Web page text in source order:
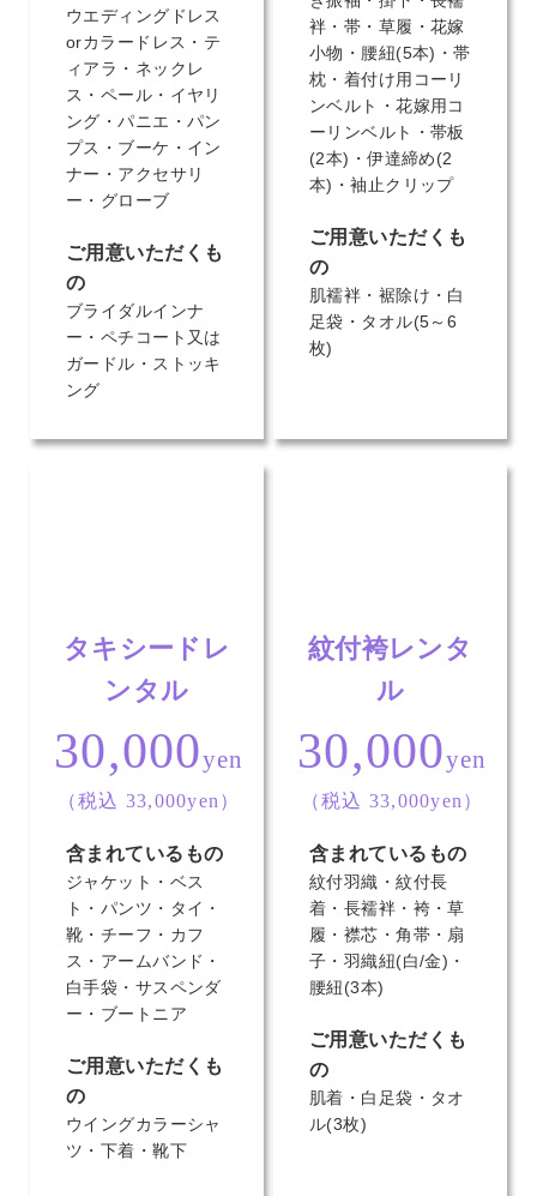
ウエディングドレス
orカラードレス・テ
ィアラ・ネックレ
ス・ペール・イヤリ
ング・パニエ・パン
プス・ブーケ・イン
ナー・アクセサリ
ー・グローブ
ご用意いただくも
の
ブライダルインナ
ー・ペチコート又は
ガードル・ストッキ
ング
袢・帯・草履・花嫁
小物・腰紐(5本)・帯
枕・着付け用コーリ
ンベルト・花嫁用コ
ーリンベルト・帯板
(2本)・伊達締め(2
本)・袖止クリップ
ご用意いただくも
の
肌襦袢・裾除け・白
足袋・タオル(5～6
枚)
タキシードレ
ンタル
30,000yen
（税込 33,000yen）
含まれているもの
ジャケット・ベス
ト・パンツ・タイ・
靴・チーフ・カフ
ス・アームバンド・
白手袋・サスペンダ
ー・ブートニア
ご用意いただくも
の
ウイングカラーシャ
ツ・下着・靴下
紋付袴レンタ
ル
30,000yen
（税込 33,000yen）
含まれているもの
紋付羽織・紋付長
着・長襦袢・袴・草
履・襟芯・角帯・扇
子・羽織紐(白/金)・
腰紐(3本)
ご用意いただくも
の
肌着・白足袋・タオ
ル(3枚)